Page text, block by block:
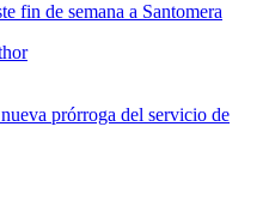
fin de semana a Santomera
prórroga del servicio de